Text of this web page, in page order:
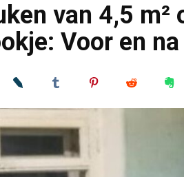
van 4,5
Voor en na